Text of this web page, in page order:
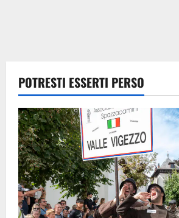
POTRESTI ESSERTI PERSO